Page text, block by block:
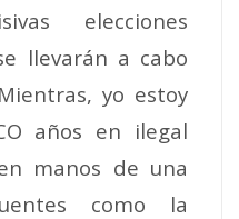
elecciones
llevarán a cabo
yo estoy
años en ilegal
manos de una
como la